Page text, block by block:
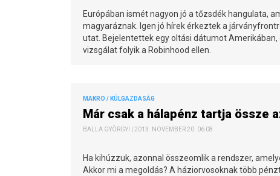
Európában ismét nagyon jó a tőzsdék hangulata,
magyaráznak. Igen jó hírek érkeztek a
utat. Bejelentettek egy oltási dátumot Amerikában,
vizsgálat folyik a Robinhood ellen.
MAKRO / KÜLGAZDASÁG
Már csak a hálapénz tartja össze
BALLA GYÖRGYI | 2013. NOVEMBER 20. 06:08
Ha kihúzzuk, azonnal összeomlik a rendszer,
Akkor mi a megoldás? A háziorvosoknak több